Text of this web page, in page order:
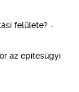
felülete? -
az építésügyi